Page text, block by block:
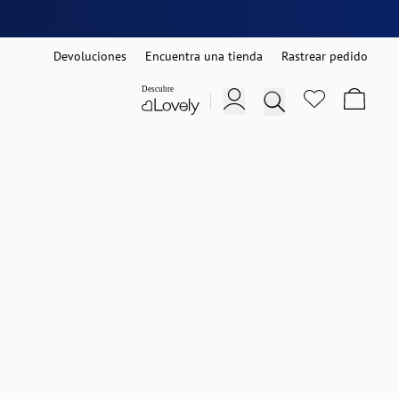
Devoluciones Encuentra una tienda Rastrear pedido